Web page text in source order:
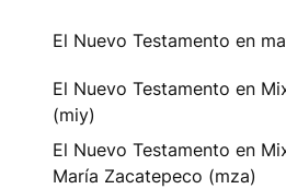
El Nuevo Testamento en
El Nuevo Testamento en
(miy)
El Nuevo Testamento en
María Zacatepeco (mza)